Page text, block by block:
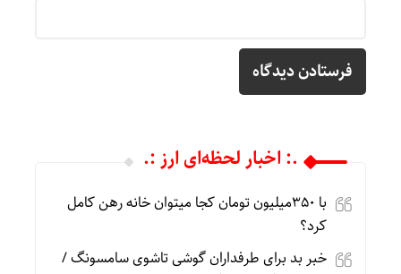
.: اخبار لحظه‌ای ارز :.
با 350میلیون تومان کجا میتوان خانه رهن کامل
کرد؟
خبر بد برای طرفداران گوشی تاشوی سامسونگ /